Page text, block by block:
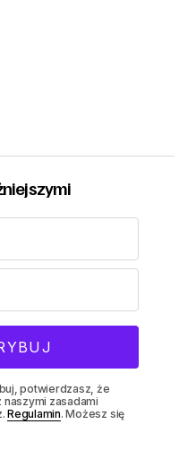
potwierdzasz, że
naszymi zasadami
Regulamin. Możesz się